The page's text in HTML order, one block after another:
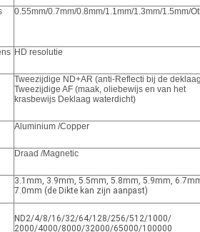
0.55mm/0.7mm/0.8mm/1.1mm/1.3mm/1.5mm/
HD resolutie
Tweezijdige ND+AR (anti-Reflecti bij de
Tweezijdige AF (maak, oliebewijs en van het
krasbewijs Deklaag waterdicht)
Aluminium /Copper
Draad /Magnetic
3.1mm, 3.9mm, 5.5mm, 5.8mm, 5.9mm,
7.0mm (de Dikte kan zijn aanpast)
ND2/4/8/16/32/64/128/256/512/1000/
2000/4000/8000/32000/65000/100000